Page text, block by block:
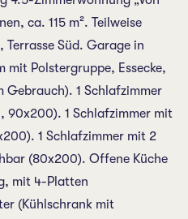
ca. 115 m². Teilweise
Terrasse Süd. Garage in
mit Polstergruppe, Essecke,
Gebrauch). 1 Schlafzimmer
90x200). 1 Schlafzimmer mit
1 Schlafzimmer mit 2
(80x200). Offene Küche
mit 4-Platten
(Kühlschrank mit